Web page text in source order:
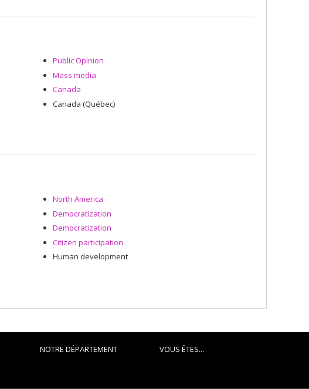
Public Opinion
Mass media
Canada
Canada (Québec)
North America
Democratization
Democratization
Citizen participation
Human development
NOTRE DÉPARTEMENT VOUS ÊTES...